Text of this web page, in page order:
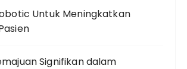
Untuk Meningkatkan
Signifikan dalam